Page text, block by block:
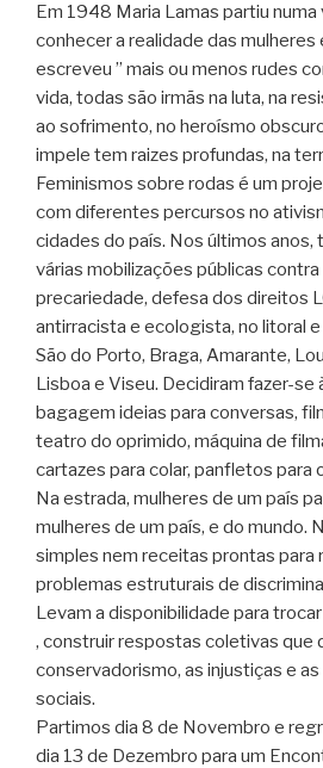
Em 1948 Maria Lamas partiu
conhecer a realidade das mulheres
escreveu ” mais ou menos rudes
vida, todas são irmãs na luta, na
ao sofrimento, no heroísmo
impele tem raizes profundas, na
Feminismos sobre rodas é um
com diferentes percursos no
cidades do país. Nos últimos anos,
várias mobilizações públicas
precariedade, defesa dos direitos
antirracista e ecologista, no litoral
São do Porto, Braga, Amarante,
Lisboa e Viseu. Decidiram fazer-se
bagagem ideias para conversas,
teatro do oprimido, máquina de
cartazes para colar, panfletos para
Na estrada, mulheres de um país
mulheres de um país, e do mundo.
simples nem receitas prontas para
problemas estruturais de
Levam a disponibilidade para
, construir respostas coletivas que
conservadorismo, as injustiças e
sociais.
Partimos dia 8 de Novembro e
dia 13 de Dezembro para um